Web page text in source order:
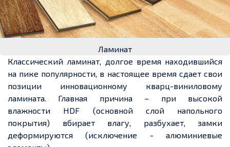
Ламинат
Классический ламинат, долгое время находившийся
на пике популярности, в настоящее время сдает свои
позиции инновационному кварц-виниловому
ламината. Главная причина – при высокой
влажности HDF (основной слой напольного
покрытия) вбирает влагу, разбухает, замки
деформируются (исключение - алюминиевые